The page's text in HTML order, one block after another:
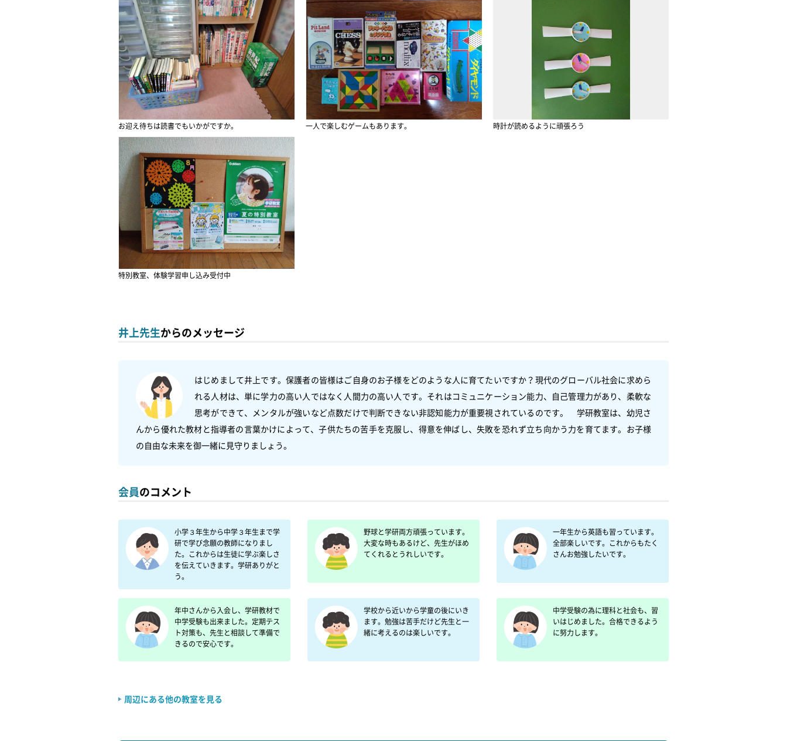
お迎え待ちは読書でもいかがですか。 一人で楽しむゲームもあります。 時計が読めるように頑張ろう
特別教室、体験学習申し込み受付中
井上先生からのメッセージ
はじめまして井上です。保護者の皆様はご自身のお子様をどのような人に育てたいですか？現代のグローバル社会に求めら
れる人材は、単に学力の高い人ではなく人間力の高い人です。それはコミュニケーション能力、自己管理力があり、柔軟な
思考ができて、メンタルが強いなど点数だけで判断できない非認知能力が重要視されているのです。　学研教室は、幼児さ
んから優れた教材と指導者の言葉かけによって、子供たちの苦手を克服し、得意を伸ばし、失敗を恐れず立ち向かう力を育てます。お子様
の自由な未来を御一緒に見守りましょう。
会員のコメント
小学３年生から中学３年生まで学
研で学び念願の教師になりまし
た。これからは生徒に学ぶ楽しさ
を伝えていきます。学研ありがと
う。
野球と学研両方頑張っています。
大変な時もあるけど、先生がほめ
てくれるとうれしいです。
一年生から英語も習っています。
全部楽しいです。これからもたく
さんお勉強したいです。
年中さんから入会し、学研教材で
中学受験も出来ました。定期テス
ト対策も、先生と相談して準備で
きるので安心です。
学校から近いから学童の後にいき
ます。勉強は苦手だけど先生と一
緒に考えるのは楽しいです。
中学受験の為に理科と社会も、習
いはじめました。合格できるよう
に努力します。
周辺にある他の教室を見る